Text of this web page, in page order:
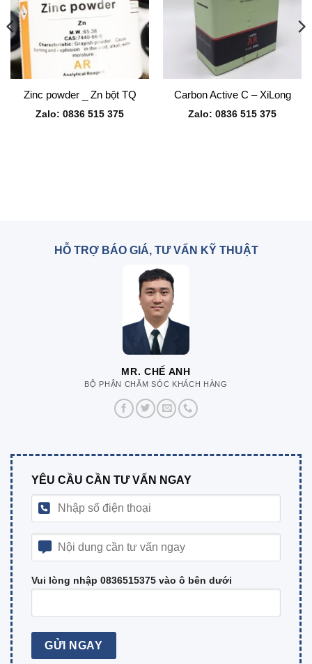
Zinc powder _ Zn bột TQ
Zalo: 0836 515 375
Carbon Active C – XiLong
Zalo: 0836 515 375
HỖ TRỢ BÁO GIÁ, TƯ VẤN KỸ THUẬT
MR. CHẾ ANH
BỘ PHẬN CHĂM SÓC KHÁCH HÀNG
YÊU CẦU CẦN TƯ VẤN NGAY
Vui lòng nhập 0836515375 vào ô bên dưới